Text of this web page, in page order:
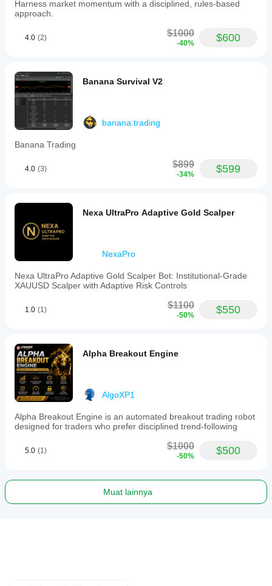
Harness market momentum with a disciplined, rules-based
approach.
4.0 (2) $1000
-40% $600
Banana Survival V2
banana.trading
Banana Trading
4.0 (3) $899
-34% $599
Nexa UltraPro Adaptive Gold Scalper
NexaPro
Nexa UltraPro Adaptive Gold Scalper Bot: Institutional-Grade
XAUUSD Scalper with Adaptive Risk Controls
1.0 (1) $1100
-50% $550
Alpha Breakout Engine
AlgoXP1
Alpha Breakout Engine is an automated breakout trading robot
designed for traders who prefer disciplined trend-following
5.0 (1) $1000
-50% $500
Muat lainnya